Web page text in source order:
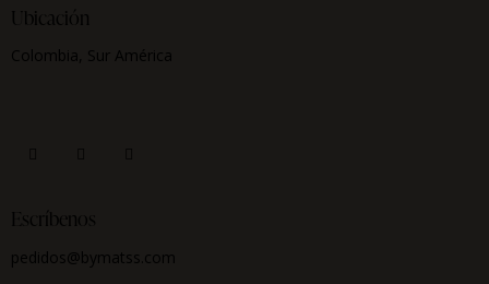
Ubicación
Colombia, Sur América
Escríbenos
pedidos@bymatss.com